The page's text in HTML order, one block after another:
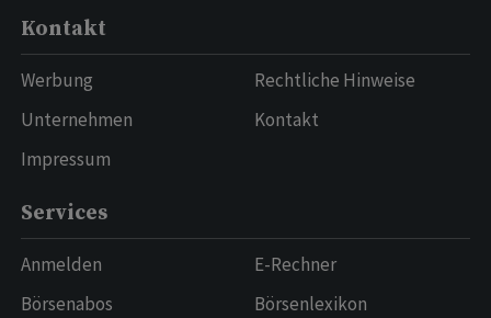
Kontakt
Werbung
Unternehmen
Impressum
Rechtliche Hinweise
Kontakt
Services
Anmelden
Börsenabos
E-Rechner
Börsenlexikon